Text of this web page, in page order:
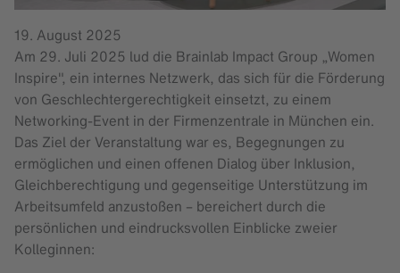
19. August 2025
Am 29. Juli 2025 lud die Brainlab Impact Group „Women
Inspire", ein internes Netzwerk, das sich für die Förderung
von Geschlechtergerechtigkeit einsetzt, zu einem
Networking-Event in der Firmenzentrale in München ein.
Das Ziel der Veranstaltung war es, Begegnungen zu
ermöglichen und einen offenen Dialog über Inklusion,
Gleichberechtigung und gegenseitige Unterstützung im
Arbeitsumfeld anzustoßen – bereichert durch die
persönlichen und eindrucksvollen Einblicke zweier
Kolleginnen: